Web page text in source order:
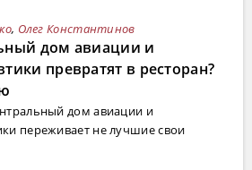
, Олег Константинов
дом авиации и
превратят в ресторан?
дом авиации и
переживает не лучшие свои